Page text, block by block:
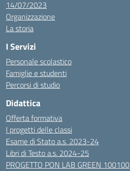
14/07/2023
Organizzazione
La storia
I Servizi
Personale scolastico
Famiglie e studenti
Percorsi di studio
Didattica
Offerta formativa
I progetti delle classi
Esame di Stato a.s. 2023-24
Libri di Testo a.s. 2024-25
PROGETTO PON LAB GREEN 100100